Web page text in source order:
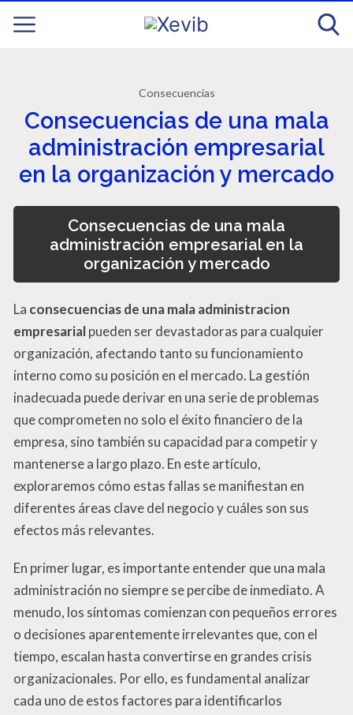
Consecuencias
Consecuencias de una mala
administración empresarial
en la organización y mercado
Consecuencias de una mala
administración empresarial en la
organización y mercado
La consecuencias de una mala administracion
empresarialpueden ser devastadoras para cualquier
organización, afectando tanto su funcionamiento
interno como su posición en el mercado. La gestión
inadecuada puede derivar en una serie de problemas
que comprometen no solo el éxito financiero de la
empresa, sino también su capacidad para competir y
mantenerse a largo plazo. En este artículo,
exploraremos cómo estas fallas se manifiestan en
diferentes áreas clave del negocio y cuáles son sus
efectos más relevantes.
En primer lugar, es importante entender que una mala
administración no siempre se percibe de inmediato. A
menudo, los síntomas comienzan con pequeños errores
o decisiones aparentemente irrelevantes que, con el
tiempo, escalan hasta convertirse en grandes crisis
organizacionales. Por ello, es fundamental analizar
cada uno de estos factores para identificarlos